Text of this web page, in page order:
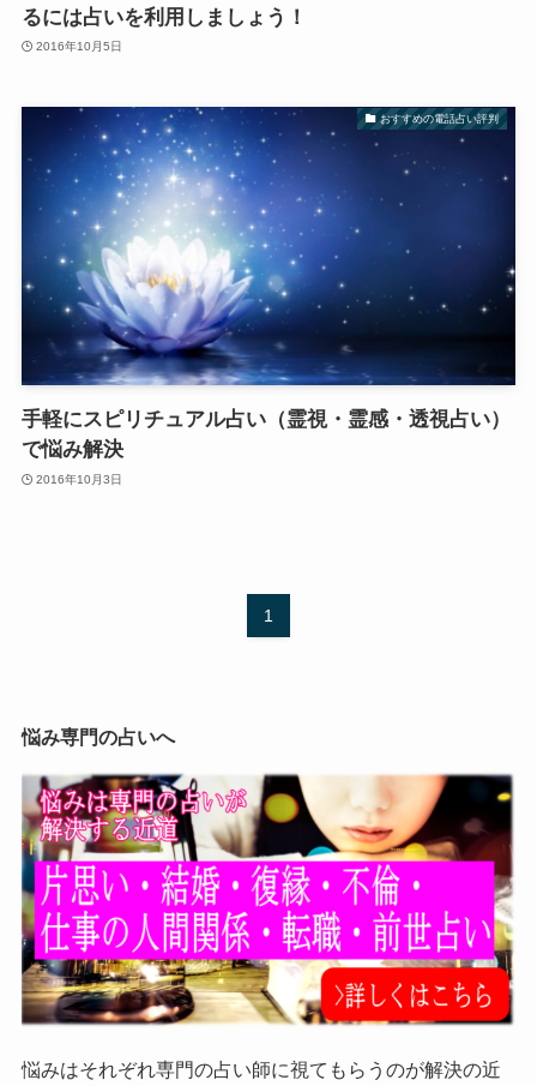
るには占いを利用しましょう！
2016年10月5日
おすすめの電話占い評判
手軽にスピリチュアル占い（霊視・霊感・透視占い）
で悩み解決
2016年10月3日
1
悩み専門の占いへ
悩みはそれぞれ専門の占い師に視てもらうのが解決の近